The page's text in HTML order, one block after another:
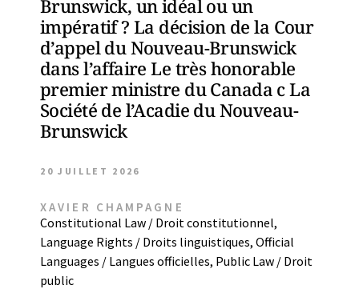
Brunswick, un idéal ou un
impératif ? La décision de la Cour
d’appel du Nouveau-Brunswick
dans l’affaire Le très honorable
premier ministre du Canada c La
Société de l’Acadie du Nouveau-
Brunswick
20 JUILLET 2026
XAVIER CHAMPAGNE
Constitutional Law / Droit constitutionnel,
Language Rights / Droits linguistiques, Official
Languages / Langues officielles, Public Law / Droit
public